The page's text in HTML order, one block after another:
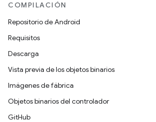
COMPILACIÓN
Repositorio de Android
Requisitos
Descarga
Vista previa de los objetos binarios
Imágenes de fábrica
Objetos binarios del controlador
GitHub